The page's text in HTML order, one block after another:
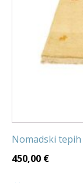
Nomadski tepih
450,00 €